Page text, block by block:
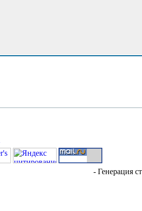
- Генерация